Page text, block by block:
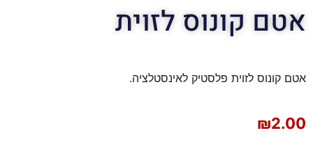
אטם קונוס לזוית
אטם קונוס לזוית פלסטיק לאינסטלציה.
₪2.00